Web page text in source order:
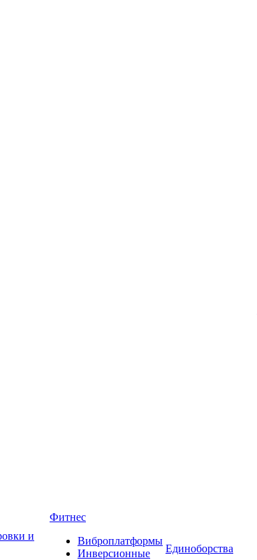
и
Фитнес
Виброплатформы
Инверсионные
Единоборства